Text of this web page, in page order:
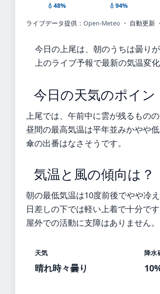
💧48% 💧94%
ライブデータ提供： Open-Meteo ・ 自動更新 ・
今日の上尾は、朝のうちは曇り
上のライブ予報で最新の気温変
今日の天気のポイン
上尾では、午前中に雲が残るもの
昼間の最高気温は平年並みかやや
傘の出番はなさそうです。
気温と風の傾向は？
朝の最低気温は10度前後でやや冷
日差しの下では軽い上着で十分で
屋外での活動に支障はありません。
天気
晴れ時々曇り
降水